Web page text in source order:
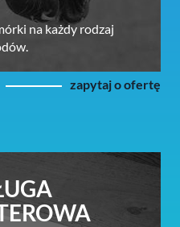
na każdy rodzaj
zapytaj o ofertę